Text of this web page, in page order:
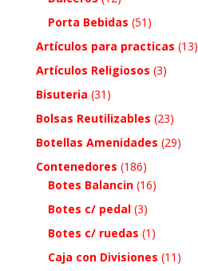
Porta Bebidas (51)
Artículos para practicas (13)
Artículos Religiosos (3)
Bisuteria (31)
Bolsas Reutilizables (23)
Botellas Amenidades (29)
Contenedores (186)
Botes Balancin (16)
Botes c/ pedal (3)
Botes c/ ruedas (1)
Caja con Divisiones (11)